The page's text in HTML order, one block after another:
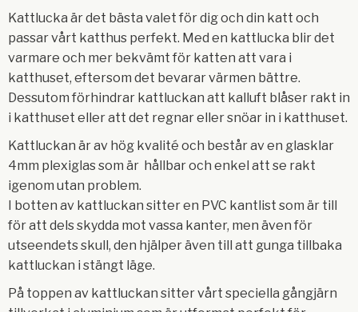
Kattlucka är det bästa valet för dig och din katt och
passar vårt katthus perfekt. Med en kattlucka blir det
varmare och mer bekvämt för katten att vara i
katthuset, eftersom det bevarar värmen bättre.
Dessutom förhindrar kattluckan att kalluft blåser rakt in
i katthuset eller att det regnar eller snöar in i katthuset.
Kattluckan är av hög kvalité och består av en glasklar
4mm plexiglas som är hållbar och enkel att se rakt
igenom utan problem.
I botten av kattluckan sitter en PVC kantlist som är till
för att dels skydda mot vassa kanter, men även för
utseendets skull, den hjälper även till att gunga tillbaka
kattluckan i stängt läge.
På toppen av kattluckan sitter vårt speciella gångjärn